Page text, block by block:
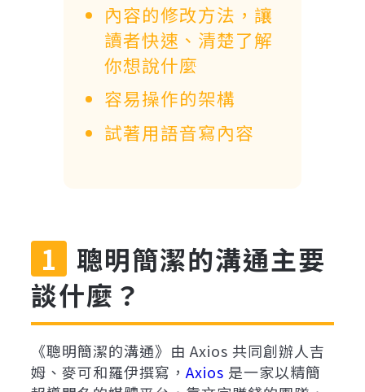
內容的修改方法，讓
讀者快速、清楚了解
你想說什麼
容易操作的架構
試著用語音寫內容
聰明簡潔的溝通主要
談什麼？
《聰明簡潔的溝通》由 Axios 共同創辦人吉
姆、麥可和羅伊撰寫， Axios 是一家以精簡